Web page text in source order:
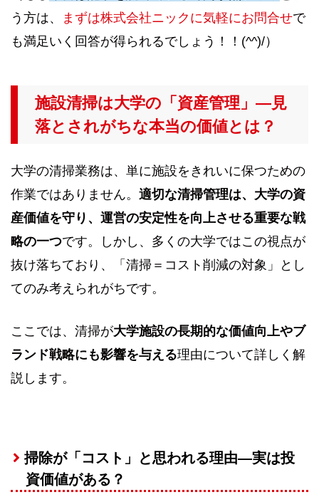
う方は、
まずは株式会社ニックに気軽にお問合せで
も満足いく回答が得られるでしょう！！(^^)/）
施設清掃は大学の「資産管理」—見
落とされがちな本当の価値とは？
大学の清掃業務は、単に施設をきれいに保つための
作業ではありません。 適切な清掃管理は、大学の資
産価値を守り、運営の安定性を向上させる重要な戦
略の一つです。しかし、多くの大学ではこの視点が
抜け落ちており、「清掃＝コスト削減の対象」とし
てのみ考えられがちです。
ここでは、清掃が大学施設の長期的な価値向上やブ
ランド戦略にも影響を与える理由について詳しく解
説します。
掃除が「コスト」と思われる理由—実は投
資価値がある？